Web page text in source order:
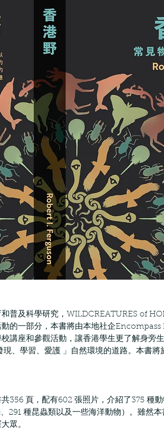
普及科學研究，WILDCREATURES of
的一部分，本書將由本地社企
講座和參觀活動，讓香港學生更了解身旁
、學習、愛護 」自然環境的道路。本書將
356 頁，配有602 張照片，介紹了375 種
291 種昆蟲類以及一些海洋動物）。雖然
眾。